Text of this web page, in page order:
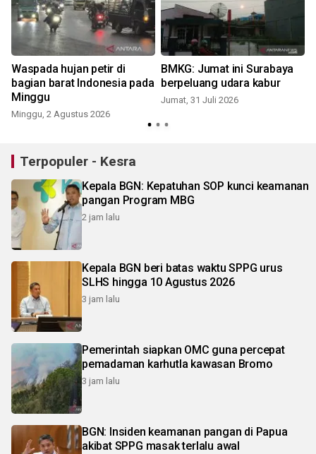
Waspada hujan petir di
bagian barat Indonesia pada
Minggu
Minggu, 2 Agustus 2026
BMKG: Jumat ini Surabaya
berpeluang udara kabur
Jumat, 31 Juli 2026
Terpopuler - Kesra
Kepala BGN: Kepatuhan SOP kunci keamanan
pangan Program MBG
2 jam lalu
Kepala BGN beri batas waktu SPPG urus
SLHS hingga 10 Agustus 2026
3 jam lalu
Pemerintah siapkan OMC guna percepat
pemadaman karhutla kawasan Bromo
3 jam lalu
BGN: Insiden keamanan pangan di Papua
akibat SPPG masak terlalu awal